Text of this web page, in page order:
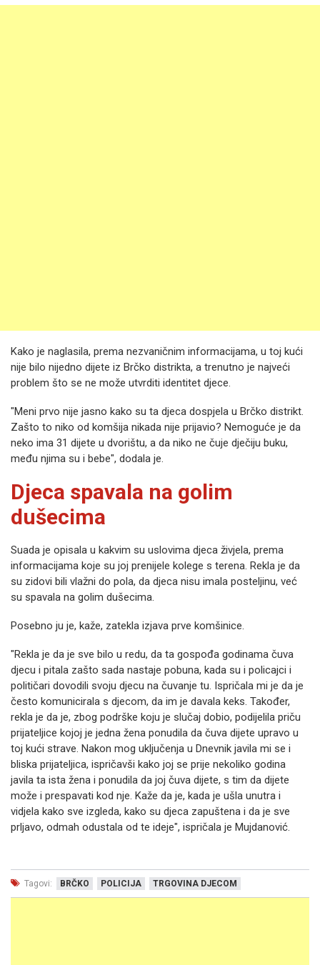
Kako je naglasila, prema nezvaničnim informacijama, u toj kući
nije bilo nijedno dijete iz Brčko distrikta, a trenutno je najveći
problem što se ne može utvrditi identitet djece.
"Meni prvo nije jasno kako su ta djeca dospjela u Brčko distrikt.
Zašto to niko od komšija nikada nije prijavio? Nemoguće je da
neko ima 31 dijete u dvorištu, a da niko ne čuje dječiju buku,
među njima su i bebe", dodala je.
Djeca spavala na golim
dušecima
Suada je opisala u kakvim su uslovima djeca živjela, prema
informacijama koje su joj prenijele kolege s terena. Rekla je da
su zidovi bili vlažni do pola, da djeca nisu imala posteljinu, već
su spavala na golim dušecima.
Posebno ju je, kaže, zatekla izjava prve komšinice.
"Rekla je da je sve bilo u redu, da ta gospođa godinama čuva
djecu i pitala zašto sada nastaje pobuna, kada su i policajci i
političari dovodili svoju djecu na čuvanje tu. Ispričala mi je da je
često komunicirala s djecom, da im je davala keks. Također,
rekla je da je, zbog podrške koju je slučaj dobio, podijelila priču
prijateljice kojoj je jedna žena ponudila da čuva dijete upravo u
toj kući strave. Nakon mog uključenja u Dnevnik javila mi se i
bliska prijateljica, ispričavši kako joj se prije nekoliko godina
javila ta ista žena i ponudila da joj čuva dijete, s tim da dijete
može i prespavati kod nje. Kaže da je, kada je ušla unutra i
vidjela kako sve izgleda, kako su djeca zapuštena i da je sve
prljavo, odmah odustala od te ideje", ispričala je Mujdanović.
Tagovi: BRČKO POLICIJA TRGOVINA DJECOM